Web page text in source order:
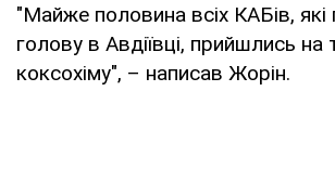
"Майже половина всіх КАБів,
голову в Авдіївці, прийшлись на
коксохіму", – написав Жорін.